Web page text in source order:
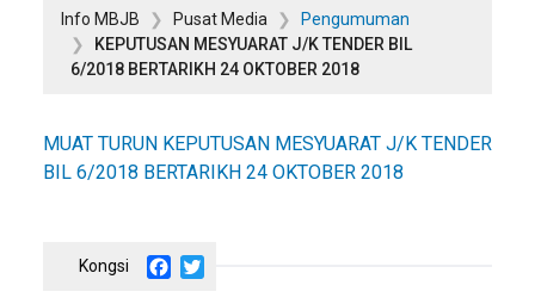
Info MBJB Pusat Media
Pengumuman
KEPUTUSAN MESYUARAT J/K TENDER BIL
6/2018 BERTARIKH 24 OKTOBER 2018
MUAT TURUN KEPUTUSAN MESYUARAT J/K TENDER
BIL 6/2018 BERTARIKH 24 OKTOBER 2018
Facebook